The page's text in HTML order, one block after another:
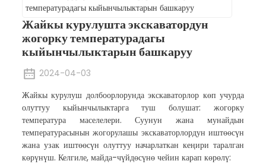
Жайкы курулушта экскаватордун
жогорку температурадагы
кыйынчылыктарын башкаруу
2024-04-03
Жайкы курулуш долбоорлорунда экскаваторлор көп учурда
олуттуу кыйынчылыктарга туш болушат: жогорку
температура маселелери. Суунун жана мунайдын
температурасынын жогорулашы экскаваторлордун иштөөсүн
жана узак иштөөсүн олуттуу начарлаткан кеңири таралган
көрүнүш. Келгиле, майда-чүйдөсүнө чейин карап көрөлү: